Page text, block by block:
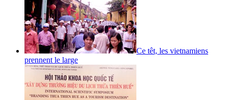
Ce têt, les vietnamiens
prennent le large